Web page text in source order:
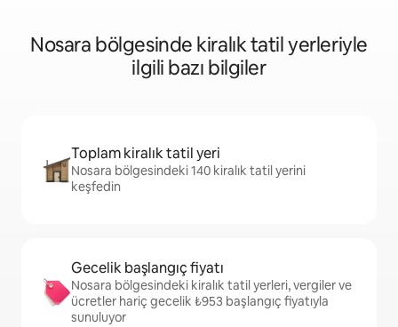
Nosara bölgesinde kiralık tatil yerleriyle
ilgili bazı bilgiler
Toplam kiralık tatil yeri
Nosara bölgesindeki 140 kiralık tatil yerini
keşfedin
Gecelik başlangıç fiyatı
Nosara bölgesindeki kiralık tatil yerleri, vergiler ve
ücretler hariç gecelik ₺953 başlangıç fiyatıyla
sunuluyor